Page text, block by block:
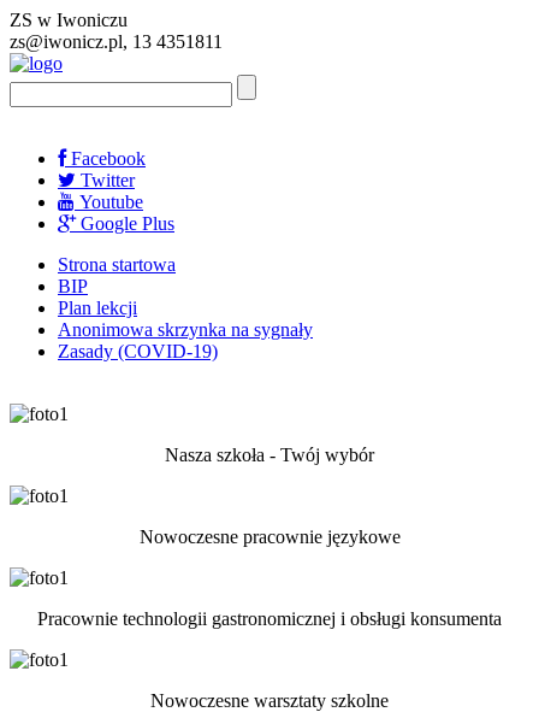
ZS w Iwoniczu
zs@iwonicz.pl, 13 4351811
Facebook
Twitter
Youtube
Google Plus
Strona startowa
BIP
Plan lekcji
Anonimowa skrzynka na sygnały
Zasady (COVID-19)
Nasza szkoła - Twój wybór
Nowoczesne pracownie językowe
Pracownie technologii gastronomicznej i obsługi konsumenta
Nowoczesne warsztaty szkolne